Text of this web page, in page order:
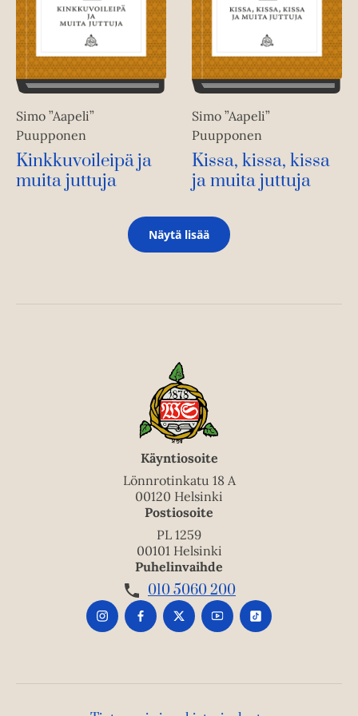
Simo ”Aapeli”
Puupponen
Kinkkuvoileipä ja
muita juttuja
Simo ”Aapeli”
Puupponen
Kissa, kissa, kissa
ja muita juttuja
Näytä lisää
Käyntiosoite
Lönnrotinkatu 18 A
00120 Helsinki
Postiosoite
PL 1259
00101 Helsinki
Puhelinvaihde
010 5060 200